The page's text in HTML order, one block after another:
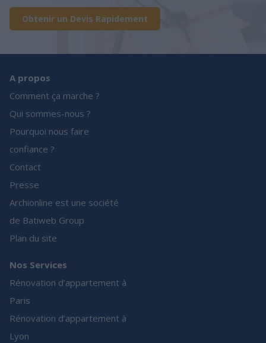
Obtenir un Devis Rapidement
A propos
Comment ça marche ?
Qui sommes-nous ?
Pourquoi nous faire
confiance ?
Contact
Presse
Archionline est une société
de Batiweb Group
Plan du site
Nos Services
Rénovation d’appartement à
Paris
Rénovation d’appartement à
Lyon